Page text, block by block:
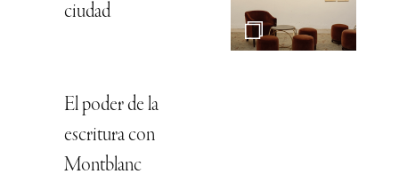
ciudad
El poder de la
escritura con
Montblanc